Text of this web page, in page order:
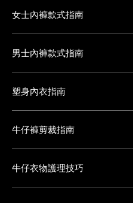
女士內褲款式指南
男士內褲款式指南
塑身內衣指南
牛仔褲剪裁指南
牛仔衣物護理技巧